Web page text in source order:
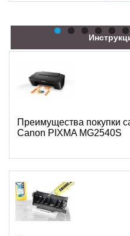
Преимущества покупки
Canon PIXMA MG2540S